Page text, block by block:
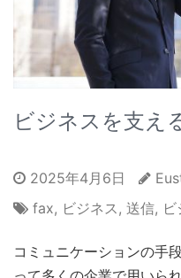
ビジネスを支え
2025年4月6日
fax, ビジネス , 送信, ビ
コミュニケーションの手